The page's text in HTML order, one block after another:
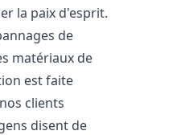
la paix d'esprit.
de
matériaux de
est faite
clients
disent de